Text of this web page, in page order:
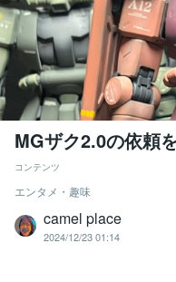
MGザク2.0の依頼
コンテンツ
エンタメ・趣味
camel place
2024/12/23 01:14